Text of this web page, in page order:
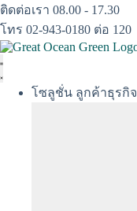
Skip
to
content
ติดต่อเรา 08.00 - 17.30
โทร 02-943-0180 ต่อ 120
โซลูชั่น ลูกค้าธุรกิจ